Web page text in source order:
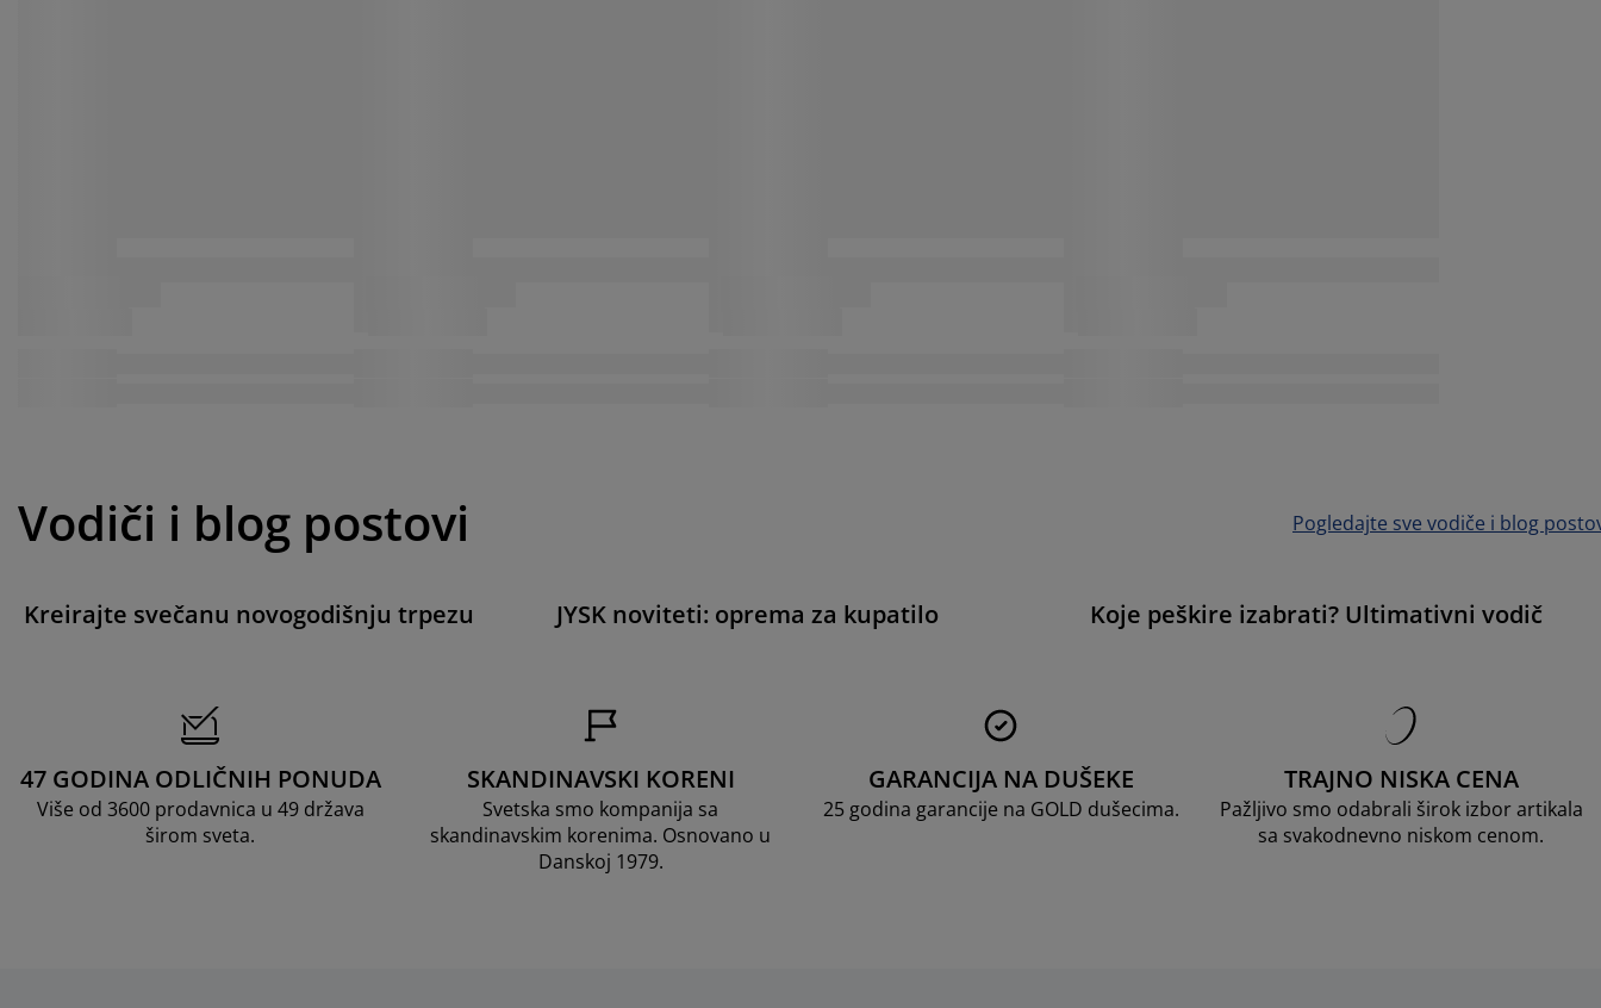
Vodiči i blog postovi Pogledajte sve vodiče i blog
Kreirajte svečanu novogodišnju trpezu JYSK noviteti: oprema za kupatilo Koje peškire izabrati? Ultimativni vodič
47 GODINA ODLIČNIH PONUDA
Više od 3600 prodavnica u 49 država
širom sveta.
SKANDINAVSKI KORENI
Svetska smo kompanija sa
skandinavskim korenima. Osnovano u
Danskoj 1979.
GARANCIJA NA DUŠEKE
25 godina garancije na GOLD dušecima.
TRAJNO NISKA CENA
Pažljivo smo odabrali širok izbor artikala
sa svakodnevno niskom cenom.